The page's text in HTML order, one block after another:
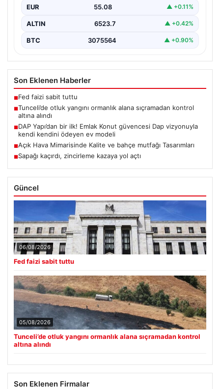
EUR 55.08 ▲ +0.11%
ALTIN 6523.7 ▲ +0.42%
BTC 3075564 ▲ +0.90%
Son Eklenen Haberler
■Fed faizi sabit tuttu
■Tunceli’de otluk yangını ormanlık alana sıçramadan kontrol
altına alındı
■DAP Yapı’dan bir ilk! Emlak Konut güvencesi Dap vizyonuyla
kendi kendini ödeyen ev modeli
■Açık Hava Mimarisinde Kalite ve bahçe mutfağı Tasarımları
■Sapağı kaçırdı, zincirleme kazaya yol açtı
Güncel
06/08/2026
Fed faizi sabit tuttu
05/08/2026
Tunceli’de otluk yangını ormanlık alana sıçramadan kontrol
altına alındı
Son Eklenen Firmalar